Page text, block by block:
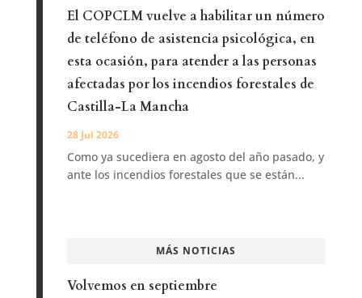
El COPCLM vuelve a habilitar un número
de teléfono de asistencia psicológica, en
esta ocasión, para atender a las personas
afectadas por los incendios forestales de
Castilla-La Mancha
28 Jul 2026
Como ya sucediera en agosto del año pasado, y
ante los incendios forestales que se están...
MÁS NOTICIAS
Volvemos en septiembre